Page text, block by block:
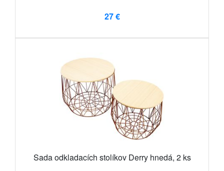
27 €
Sada odkladacích stolíkov Derry hnedá, 2 ks